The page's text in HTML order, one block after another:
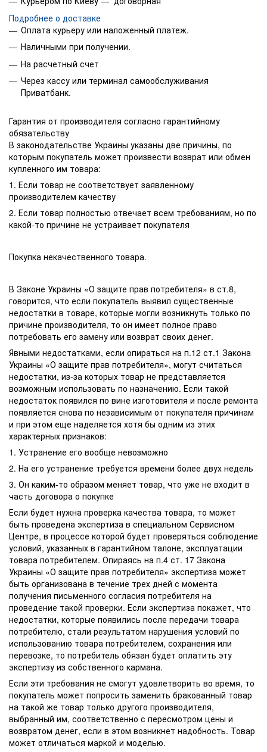
Подробнее о доставке
Оплата курьеру или наложенный платеж.
Наличными при получении.
На расчетный счет
Через кассу или терминал самообслуживания
Приватбанк.
Гарантия от производителя согласно гарантийному
обязательству
В законодательстве Украины указаны две причины, по
которым покупатель может произвести возврат или обмен
купленного им товара:
1. Если товар не соответствует заявленному
производителем качеству
2. Если товар полностью отвечает всем требованиям, но по
какой-то причине не устраивает покупателя
Покупка некачественного товара.
В Законе Украины «О защите прав потребителя» в ст.8,
говорится, что если покупатель выявил существенные
недостатки в товаре, которые могли возникнуть только по
причине производителя, то он имеет полное право
потребовать его замену или возврат своих денег.
Явными недостатками, если опираться на п.12 ст.1 Закона
Украины «О защите прав потребителя», могут считаться
недостатки, из-за которых товар не представляется
возможным использовать по назначению. Если такой
недостаток появился по вине изготовителя и после ремонта
появляется снова по независимым от покупателя причинам
и при этом еще наделяется хотя бы одним из этих
характерных признаков:
1. Устранение его вообще невозможно
2. На его устранение требуется времени более двух недель
3. Он каким-то образом меняет товар, что уже не входит в
часть договора о покупке
Если будет нужна проверка качества товара, то может
быть проведена экспертиза в специальном Сервисном
Центре, в процессе которой будет проверяться соблюдение
условий, указанных в гарантийном талоне, эксплуатации
товара потребителем. Опираясь на п.4 ст. 17 Закона
Украины «О защите прав потребителя» экспертиза может
быть организована в течение трех дней с момента
получения письменного согласия потребителя на
проведение такой проверки. Если экспертиза покажет, что
недостатки, которые появились после передачи товара
потребителю, стали результатом нарушения условий по
использованию товара потребителем, сохранения или
перевозке, то потребитель обязан будет оплатить эту
экспертизу из собственного кармана.
Если эти требования не смогут удовлетворить во время, то
покупатель может попросить заменить бракованный товар
на такой же товар только другого производителя,
выбранный им, соответственно с пересмотром цены и
возвратом денег, если в этом возникнет надобность. Товар
может отличаться маркой и моделью.